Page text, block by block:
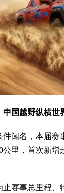
中国越野纵横世
闻名，本届赛
公里，首次新
止赛事总里程